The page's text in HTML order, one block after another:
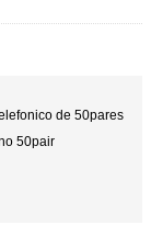
de 50pares
50pair